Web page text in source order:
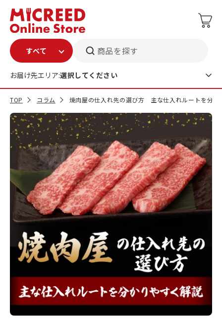
商品を探す
お届け先エリア:選択してください
TOP コラム 焼肉屋の仕入れ先の選び方 主な仕入れルートを分か